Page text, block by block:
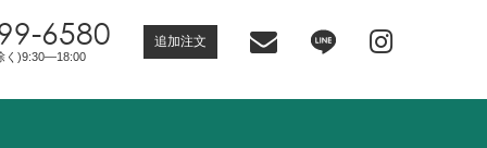
6580
く)9:30―18:00
追加注文